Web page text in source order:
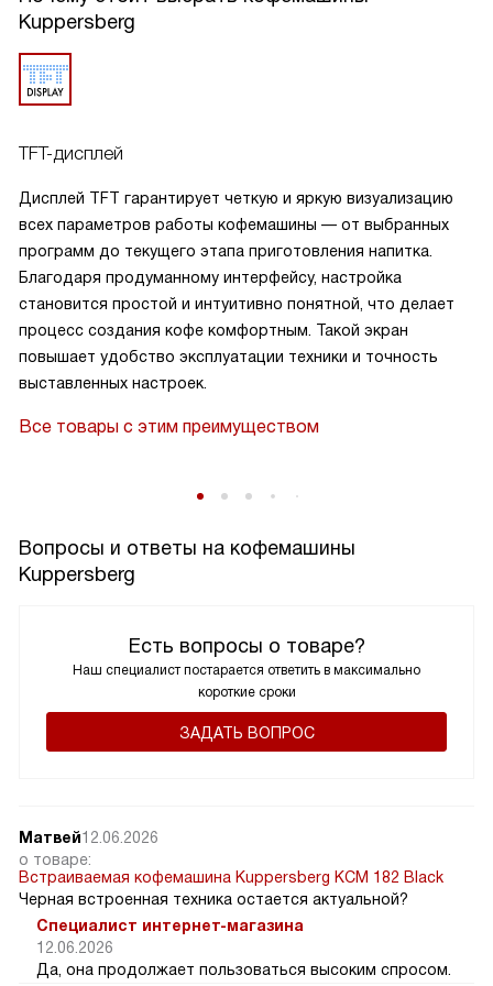
В целом машина стала важной частью дома: утром
поднимает настроение, вечером помогает устроить
уютные посиделки с напитками на любой вкус. Она
Kuppersberg
TFT-дисплей
Дисплей TFT гарантирует четкую и яркую визуализацию
всех параметров работы кофемашины — от выбранных
программ до текущего этапа приготовления напитка.
Благодаря продуманному интерфейсу, настройка
становится простой и интуитивно понятной, что делает
процесс создания кофе комфортным. Такой экран
повышает удобство эксплуатации техники и точность
выставленных настроек.
Все товары с этим преимуществом
Вопросы и ответы на кофемашины
Kuppersberg
Есть вопросы о товаре?
Наш специалист постарается ответить в максимально
короткие сроки
ЗАДАТЬ ВОПРОС
Матвей12.06.2026
о товаре:
Встраиваемая кофемашина Kuppersberg KCM 182 Black
Черная встроенная техника остается актуальной?
Специалист интернет-магазина
12.06.2026
Да, она продолжает пользоваться высоким спросом.